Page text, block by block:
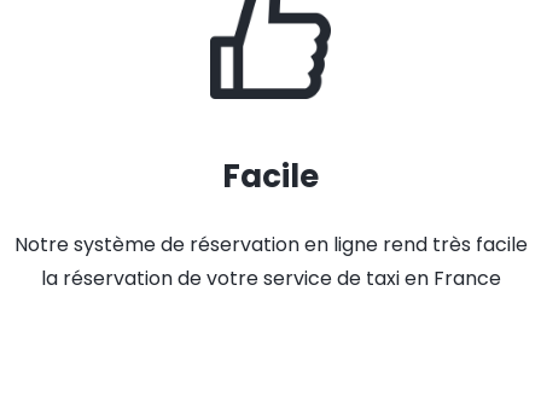
Facile
Notre système de réservation en ligne rend très facile
la réservation de votre service de taxi en France